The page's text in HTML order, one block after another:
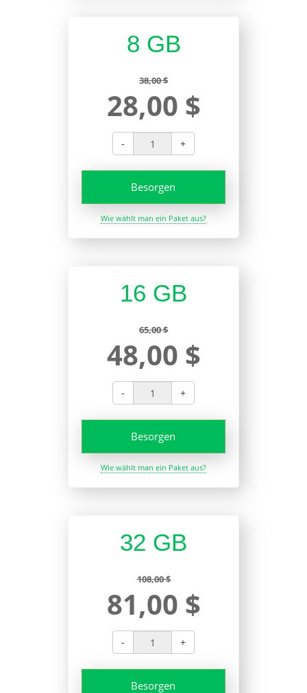
8 GB
38,00 $
28,00 $
- +
Besorgen
Wie wählt man ein Paket aus?
16 GB
65,00 $
48,00 $
- +
Besorgen
Wie wählt man ein Paket aus?
32 GB
108,00 $
81,00 $
- +
Besorgen